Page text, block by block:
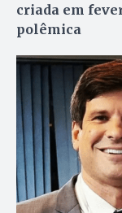
criada em
polêmica